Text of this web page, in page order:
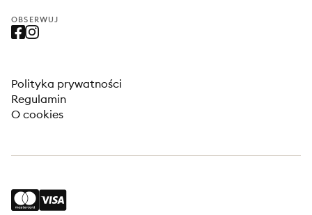
OBSERWUJ
Polityka prywatności
Regulamin
O cookies